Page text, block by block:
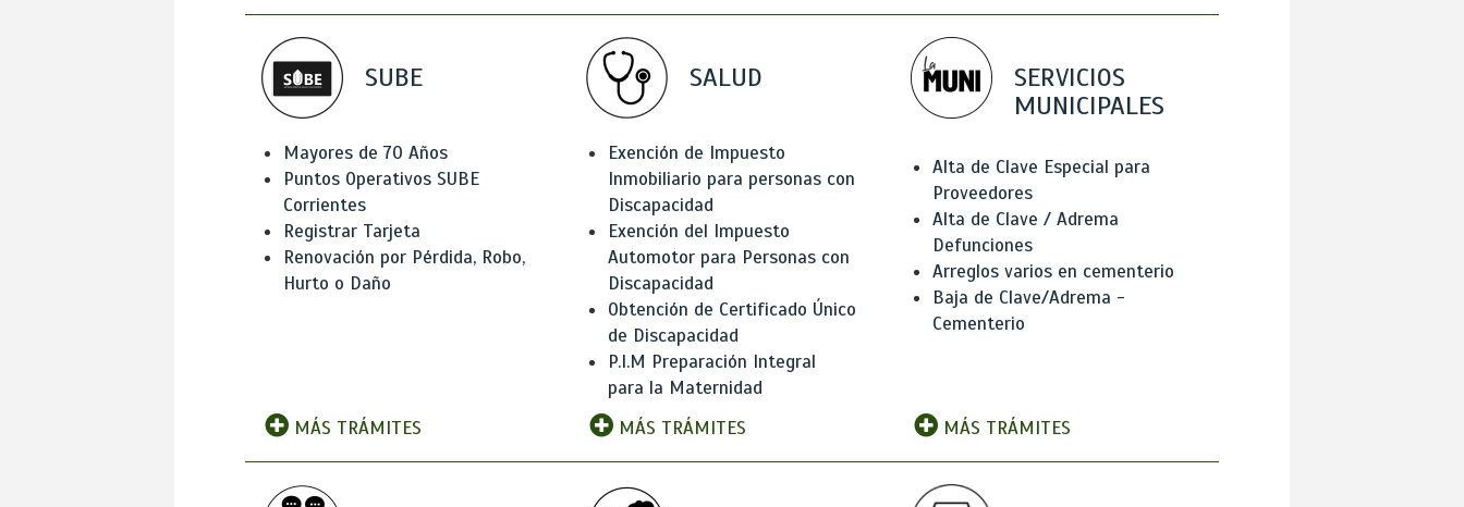
SUBE
Mayores de 70 Años
Puntos Operativos SUBE
Corrientes
Registrar Tarjeta
Renovación por Pérdida, Robo,
Hurto o Daño
MÁS TRÁMITES
SALUD
Exención de Impuesto
Inmobiliario para personas con
Discapacidad
Exención del Impuesto
Automotor para Personas con
Discapacidad
Obtención de Certificado Único
de Discapacidad
P.I.M Preparación Integral
para la Maternidad
MÁS TRÁMITES
SERVICIOS
MUNICIPALES
Alta de Clave Especial para
Proveedores
Alta de Clave / Adrema
Defunciones
Arreglos varios en cementerio
Baja de Clave/Adrema -
Cementerio
MÁS TRÁMITES